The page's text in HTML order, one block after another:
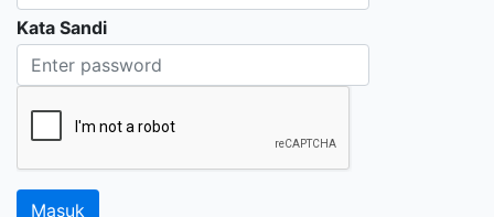
Kata Sandi